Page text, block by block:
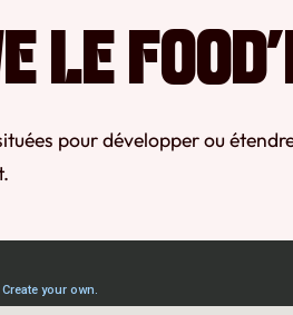
LE
pour développer ou